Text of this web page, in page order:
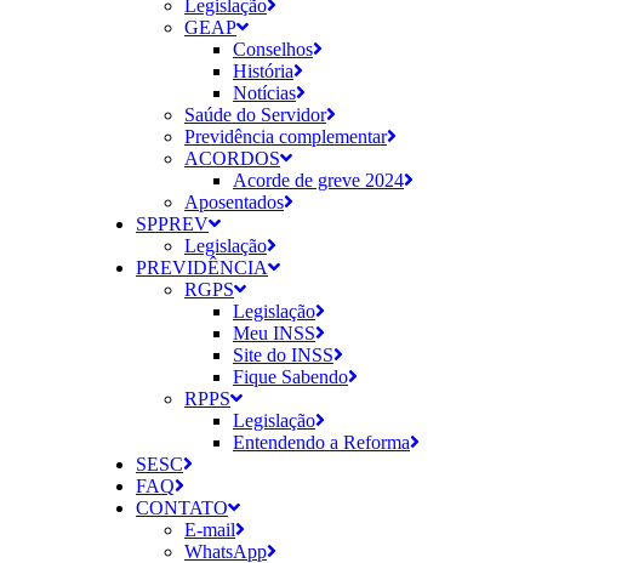
Legislação
GEAP
Conselhos
História
Notícias
Saúde do Servidor
Previdência complementar
ACORDOS
Acorde de greve 2024
Aposentados
SPPREV
Legislação
PREVIDÊNCIA
RGPS
Legislação
Meu INSS
Site do INSS
Fique Sabendo
RPPS
Legislação
Entendendo a Reforma
SESC
FAQ
CONTATO
E-mail
WhatsApp